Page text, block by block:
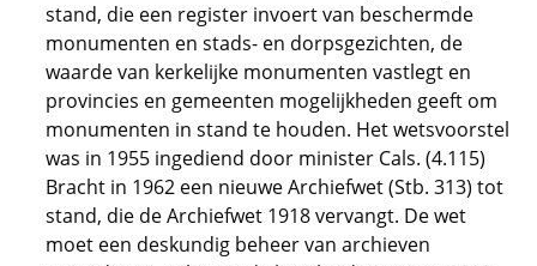
stand, die een register invoert van beschermde
monumenten en stads- en dorpsgezichten, de
waarde van kerkelijke monumenten vastlegt en
provincies en gemeenten mogelijkheden geeft om
monumenten in stand te houden. Het wetsvoorstel
was in 1955 ingediend door minister Cals. (4.115)
Bracht in 1962 een nieuwe Archiefwet (Stb. 313) tot
stand, die de Archiefwet 1918 vervangt. De wet
moet een deskundig beheer van archieven